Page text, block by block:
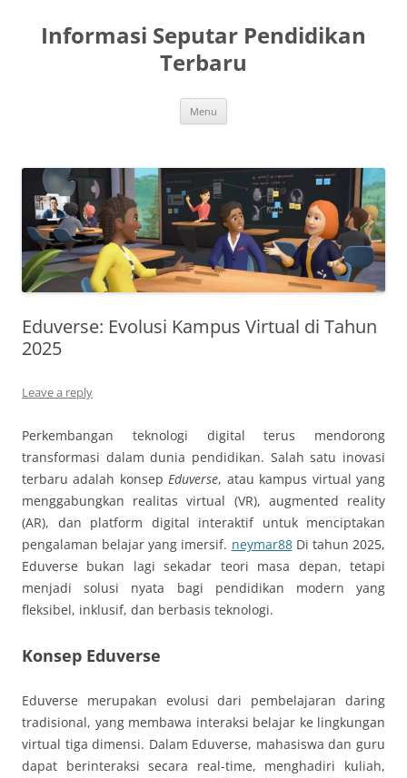
content
Informasi Seputar Pendidikan
Terbaru
Menu
Eduverse: Evolusi Kampus Virtual di Tahun
2025
Leave a reply
Perkembangan teknologi digital terus mendorong
transformasi dalam dunia pendidikan. Salah satu inovasi
terbaru adalah konsepEduverse, atau kampus virtual yang
menggabungkan realitas virtual (VR), augmented reality
(AR), dan platform digital interaktif untuk menciptakan
pengalaman belajar yang imersif. neymar88Di tahun 2025,
Eduverse bukan lagi sekadar teori masa depan, tetapi
menjadi solusi nyata bagi pendidikan modern yang
fleksibel, inklusif, dan berbasis teknologi.
Konsep Eduverse
Eduverse merupakan evolusi dari pembelajaran daring
tradisional, yang membawa interaksi belajar ke lingkungan
virtual tiga dimensi. Dalam Eduverse, mahasiswa dan guru
dapat berinteraksi secara real-time, menghadiri kuliah,